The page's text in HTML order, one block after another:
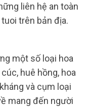
liên hệ an toàn
trên bản địa.
một số loại hoa
huê hồng, hoa
và cụm loại
mang đến người